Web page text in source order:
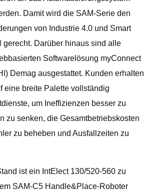
Damit wird die SAM-Serie den
von Industrie 4.0 und Smart
gerecht. Darüber hinaus sind alle
Softwarelösung myConnect
Demag ausgestattet. Kunden erhalten
eine breite Palette vollständig
um Ineffizienzen besser zu
zu senken, die Gesamtbetriebskosten
zu beheben und Ausfallzeiten zu
ist ein IntElect 130/520-560 zu
SAM-C5 Handle&Place-Roboter